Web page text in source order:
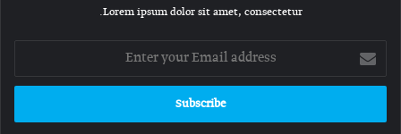
Lorem ipsum dolor sit amet, consectetur.
Enter
your
Email